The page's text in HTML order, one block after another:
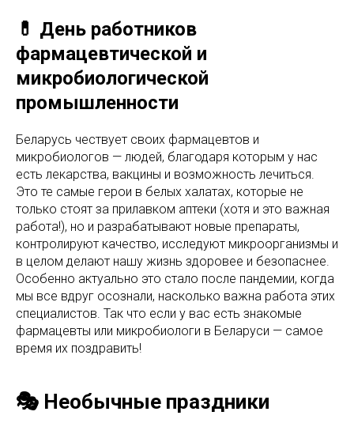
💊 День работников
фармацевтической и
микробиологической
промышленности
Беларусь чествует своих фармацевтов и
микробиологов — людей, благодаря которым у нас
есть лекарства, вакцины и возможность лечиться.
Это те самые герои в белых халатах, которые не
только стоят за прилавком аптеки (хотя и это важная
работа!), но и разрабатывают новые препараты,
контролируют качество, исследуют микроорганизмы и
в целом делают нашу жизнь здоровее и безопаснее.
Особенно актуально это стало после пандемии, когда
мы все вдруг осознали, насколько важна работа этих
специалистов. Так что если у вас есть знакомые
фармацевты или микробиологи в Беларуси — самое
время их поздравить!
🎭 Необычные праздники